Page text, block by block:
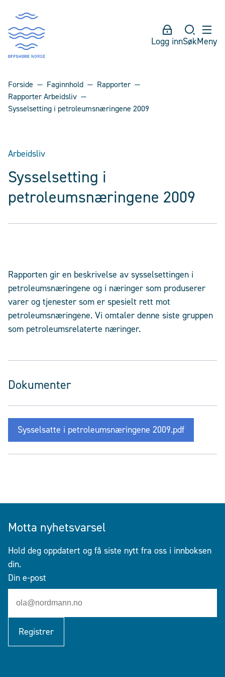
Logg innSøkMeny
Forside Faginnhold
Rapporter
Rapporter Arbeidsliv
Sysselsetting i petroleumsnæringene 2009
Arbeidsliv
Sysselsetting i
petroleumsnæringene 2009
Rapporten gir en beskrivelse av sysselsettingen i
petroleumsnæringene og i næringer som produserer
varer og tjenester som er spesielt rett mot
petroleumsnæringene. Vi omtaler denne siste gruppen
som petroleumsrelaterte næringer.
Dokumenter
Sysselsatte i petroleumsnæringene 2009.pdf
Motta nyhetsvarsel
Hold deg oppdatert og få siste nytt fra oss i innboksen
din.
Din e-post
Registrer